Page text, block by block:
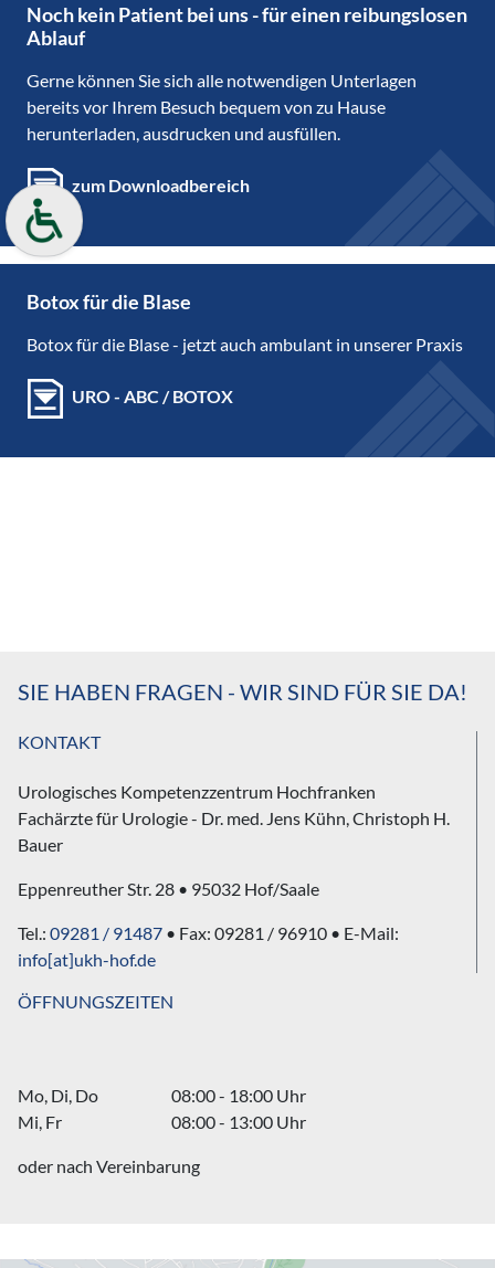
Noch kein Patient bei uns - für einen reibungslosen
Ablauf
Gerne können Sie sich alle notwendigen Unterlagen
bereits vor Ihrem Besuch bequem von zu Hause
herunterladen, ausdrucken und ausfüllen.
zum Downloadbereich
Botox für die Blase
Botox für die Blase - jetzt auch ambulant in unserer Praxis
URO - ABC / BOTOX
SIE HABEN FRAGEN - WIR SIND FÜR SIE DA!
KONTAKT
Urologisches Kompetenzzentrum Hochfranken
Fachärzte für Urologie - Dr. med. Jens Kühn, Christoph H.
Bauer
Eppenreuther Str. 28 • 95032 Hof/Saale
Tel.: 09281 / 91487 • Fax: 09281 / 96910 • E-Mail:
info[at]ukh-hof.de
ÖFFNUNGSZEITEN
Mo, Di, Do
08:00 - 18:00 Uhr
Mi, Fr
08:00 - 13:00 Uhr
oder nach Vereinbarung